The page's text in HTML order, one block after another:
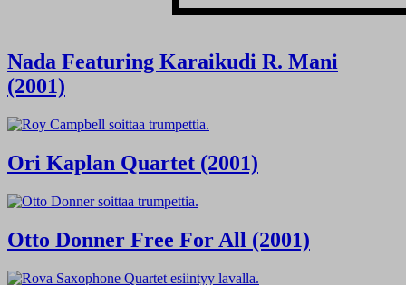
Nada Featuring Karaikudi R. Mani
(2001)
Ori Kaplan Quartet (2001)
Otto Donner Free For All (2001)